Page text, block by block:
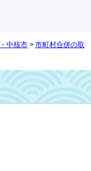
中核市 > 市町村合併の取